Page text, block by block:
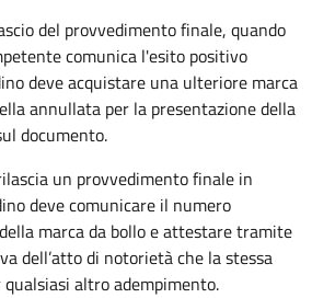
del provvedimento finale, quando
comunica l'esito positivo
deve acquistare una ulteriore marca
annullata per la presentazione della
documento.
un provvedimento finale in
devecomunicare il numero
marca da bollo e attestare tramite
dell’atto di notorietà che la stessa
altro adempimento.